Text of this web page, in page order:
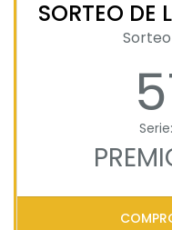
SORTEO DE